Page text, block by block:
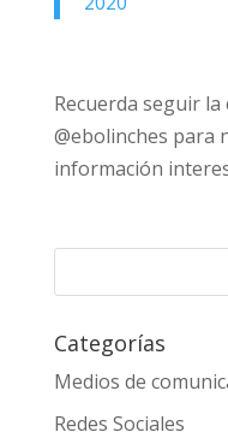
Recuerda seguir
@ebolinches para
información
Categorías
Medios de
Redes Sociales